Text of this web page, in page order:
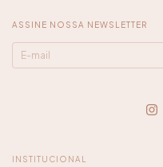
ASSINE NOSSA NEWSLETTER
INSTITUCIONAL